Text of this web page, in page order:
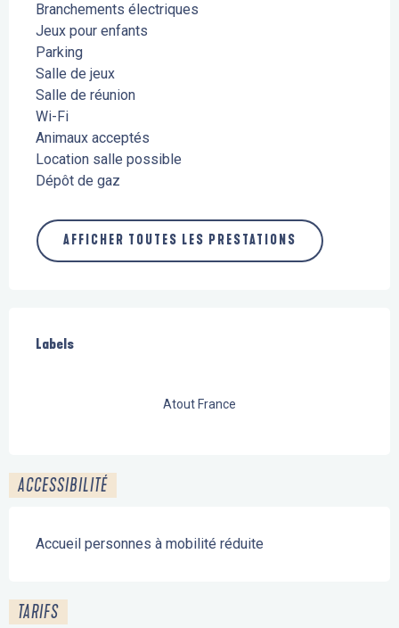
Branchements électriques
Jeux pour enfants
Parking
Salle de jeux
Salle de réunion
Wi-Fi
Animaux acceptés
Location salle possible
Dépôt de gaz
AFFICHER TOUTES LES PRESTATIONS
Labels
Labels
Atout France
ACCESSIBILITÉ
Accueil personnes à mobilité réduite
TARIFS